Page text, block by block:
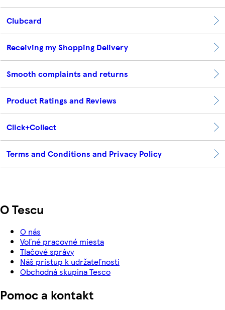
Clubcard
Receiving my Shopping Delivery
Smooth complaints and returns
Product Ratings and Reviews
Click+Collect
Terms and Conditions and Privacy Policy
O Tescu
O nás
Voľné pracovné miesta
Tlačové správy
Náš prístup k udržateľnosti
Obchodná skupina Tesco
Pomoc a kontakt